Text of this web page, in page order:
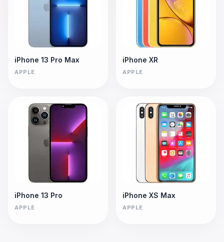
iPhone 13 Pro Max
APPLE
iPhone XR
APPLE
iPhone 13 Pro
APPLE
iPhone XS Max
APPLE